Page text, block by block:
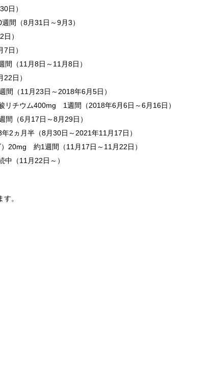
日）
間（8月31日～9月3）
）
日）
（11月8日～11月8日）
日）
（11月23日～2018年6月5日）
リチウム400mg 1週間（2018年6月6日～6月16日）
（6月17日～8月29日）
2ヵ月半（8月30日～2021年11月17日）
20mg 約1週間（11月17日～11月22日）
（11月22日～）
。